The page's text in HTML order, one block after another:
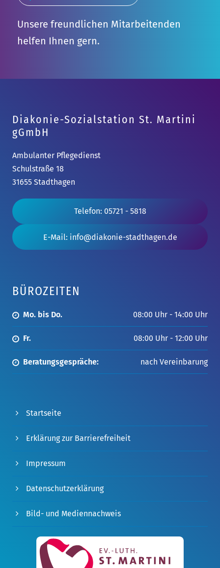
Unsere freundlichen Mitarbeitenden
helfen Ihnen gern.
Diakonie-Sozialstation St. Martini
gGmbH
Ambulanter Pflegedienst
Schulstraße 18
31655 Stadthagen
Telefon: 05721 - 5818
E-Mail: info@diakonie-stadthagen.de
BÜROZEITEN
Mo. bis Do. 08:00 Uhr - 14:00 Uhr
Fr. 08:00 Uhr - 12:00 Uhr
Beratungsgespräche: nach Vereinbarung
Startseite
Erklärung zur Barrierefreiheit
Impressum
Datenschutzerklärung
Bild- und Mediennachweis